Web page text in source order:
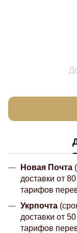
Новая Почта
доставки от
тарифов
Укрпочта
доставки от
тарифов